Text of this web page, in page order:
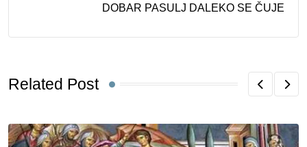
DOBAR PASULJ DALEKO SE ČUJE
Related Post